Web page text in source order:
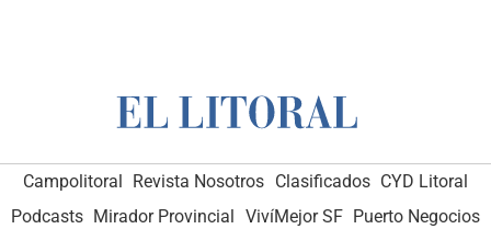
Campolitoral Revista Nosotros Clasificados CYD Litoral
Podcasts Mirador Provincial VivíMejor SF Puerto Negocios